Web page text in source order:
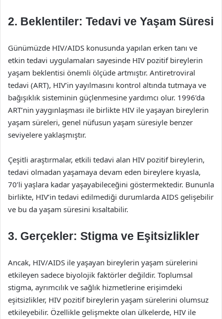
2. Beklentiler: Tedavi ve Yaşam Süresi
Günümüzde HIV/AIDS konusunda yapılan erken tanı ve
etkin tedavi uygulamaları sayesinde HIV pozitif bireylerin
yaşam beklentisi önemli ölçüde artmıştır. Antiretroviral
tedavi (ART), HIV’in yayılmasını kontrol altında tutmaya ve
bağışıklık sisteminin güçlenmesine yardımcı olur. 1996’da
ART’nin yaygınlaşması ile birlikte HIV ile yaşayan bireylerin
yaşam süreleri, genel nüfusun yaşam süresiyle benzer
seviyelere yaklaşmıştır.
Çeşitli araştırmalar, etkili tedavi alan HIV pozitif bireylerin,
tedavi olmadan yaşamaya devam eden bireylere kıyasla,
70’li yaşlara kadar yaşayabileceğini göstermektedir. Bununla
birlikte, HIV’in tedavi edilmediği durumlarda AIDS gelişebilir
ve bu da yaşam süresini kısaltabilir.
3. Gerçekler: Stigma ve Eşitsizlikler
Ancak, HIV/AIDS ile yaşayan bireylerin yaşam sürelerini
etkileyen sadece biyolojik faktörler değildir. Toplumsal
stigma, ayrımcılık ve sağlık hizmetlerine erişimdeki
eşitsizlikler, HIV pozitif bireylerin yaşam sürelerini olumsuz
etkileyebilir. Özellikle gelişmekte olan ülkelerde, HIV ile